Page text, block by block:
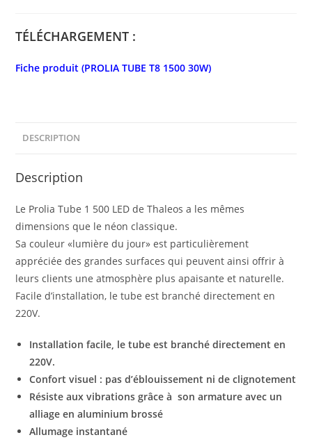
TÉLÉCHARGEMENT :
Fiche produit (PROLIA TUBE T8 1500 30W)
DESCRIPTION
Description
Le Prolia Tube 1 500 LED de Thaleos a les mêmes
dimensions que le néon classique.
Sa couleur «lumière du jour» est particulièrement
appréciée des grandes surfaces qui peuvent ainsi offrir à
leurs clients une atmosphère plus apaisante et naturelle.
Facile d’installation, le tube est branché directement en
220V.
Installation facile, le tube est branché directement en
220V.
Confort visuel : pas d’éblouissement ni de clignotement
Résiste aux vibrations grâce à son armature avec un
alliage en aluminium brossé
Allumage instantané